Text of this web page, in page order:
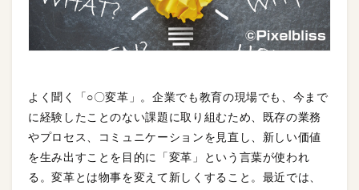
よく聞く「○〇変革」。企業でも教育の現場でも、今まで
に経験したことのない課題に取り組むため、既存の業務
やプロセス、コミュニケーションを見直し、新しい価値
を生み出すことを目的に「変革」という言葉が使われ
る。変革とは物事を変えて新しくすること。最近では、